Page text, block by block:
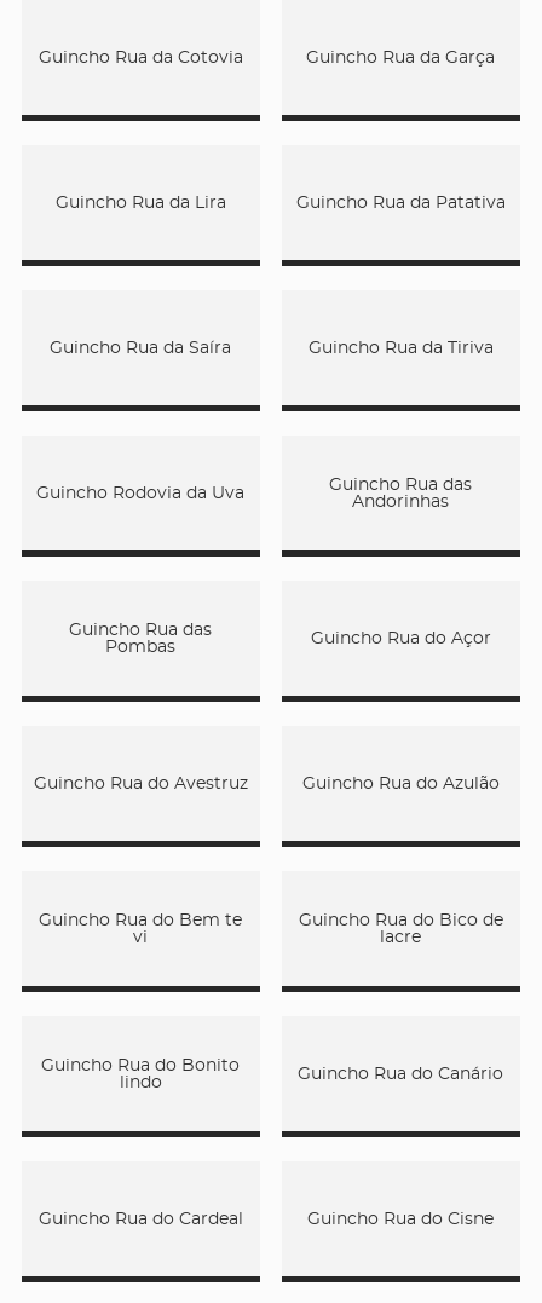
Guincho Rua da Cotovia Guincho Rua da Garça
Guincho Rua da Lira Guincho Rua da Patativa
Guincho Rua da Saíra Guincho Rua da Tiriva
Guincho Rodovia da Uva
Guincho Rua das
Andorinhas
Guincho Rua das
Pombas
Guincho Rua do Açor
Guincho Rua do Avestruz Guincho Rua do Azulão
Guincho Rua do Bem te
vi
Guincho Rua do Bico de
lacre
Guincho Rua do Bonito
lindo
Guincho Rua do Canário
Guincho Rua do Cardeal Guincho Rua do Cisne